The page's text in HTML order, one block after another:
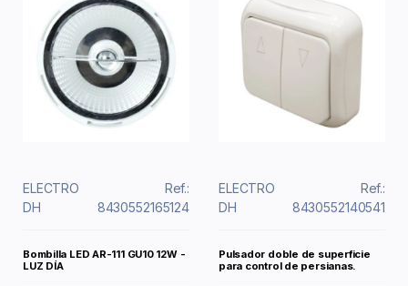
ELECTRO
DH
Ref.:
8430552165124
Bombilla LED AR-111 GU10 12W -
LUZ DÍA
ELECTRO
DH
Ref.:
8430552140541
Pulsador doble de superficie
para control de persianas.